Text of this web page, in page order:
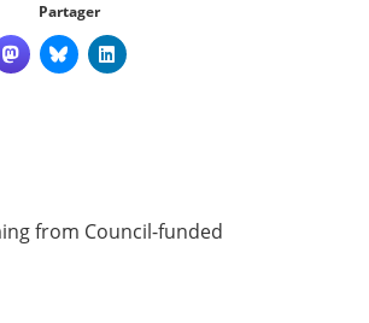
Partager
from Council-funded